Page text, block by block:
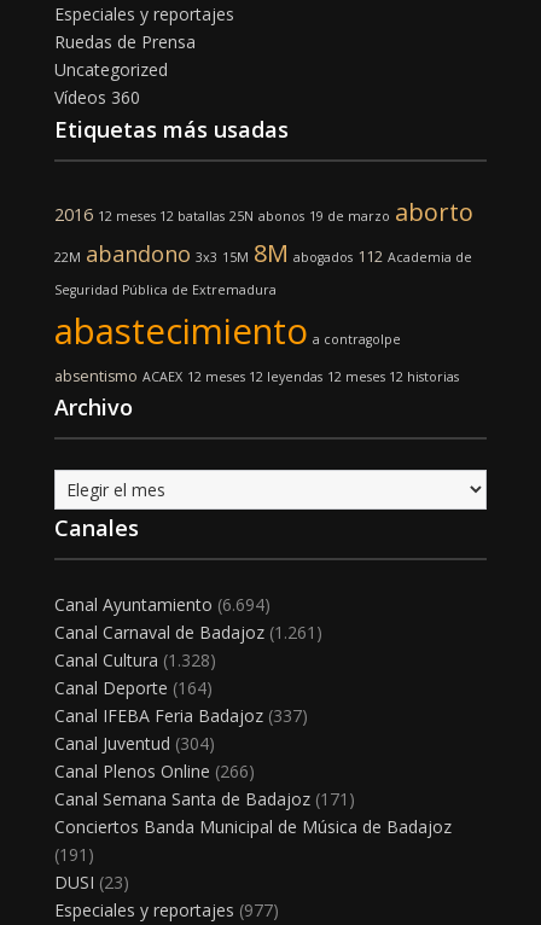
Especiales y reportajes
Ruedas de Prensa
Uncategorized
Vídeos 360
Etiquetas más usadas
2016 12 meses 12 batallas 25N abonos 19 de marzo aborto
22M abandono 3x3 15M 8M abogados 112 Academia de
Seguridad Pública de Extremadura
abastecimiento a contragolpe
absentismo ACAEX 12 meses 12 leyendas 12 meses 12 historias
Archivo
Archivo
Canales
Canal Ayuntamiento (6.694)
Canal Carnaval de Badajoz(1.261)
Canal Cultura (1.328)
Canal Deporte (164)
Canal IFEBA Feria Badajoz(337)
Canal Juventud (304)
Canal Plenos Online (266)
Canal Semana Santa de Badajoz(171)
Conciertos Banda Municipal de Música de Badajoz
(191)
DUSI (23)
Especiales y reportajes (977)